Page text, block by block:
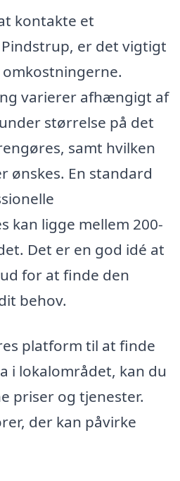
kontakte et
er det vigtigt
varierer afhængigt af
størrelse på det
samt hvilken
ønskes. En standard
kan ligge mellem 200-
Det er en god idé at
for at finde den
behov.
platform til at finde
i lokalområdet, kan du
priser og tjenester.
der kan påvirke